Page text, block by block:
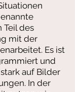
Teil des
mit der
Es ist
und
auf Bilder
In der